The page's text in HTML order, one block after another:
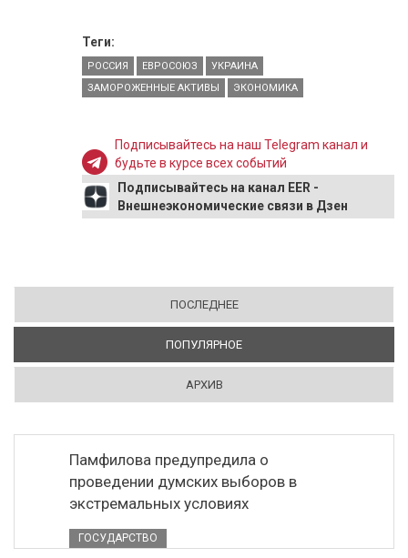
Теги:
РОССИЯ ЕВРОСОЮЗ
УКРАИНА
ЗАМОРОЖЕННЫЕ АКТИВЫ
ЭКОНОМИКА
Подписывайтесь на наш Telegram канал и
будьте в курсе всех событий
Подписывайтесь на канал EER -
Внешнеэкономические связи в Дзен
ПОСЛЕДНЕЕ
ПОПУЛЯРНОЕ
АРХИВ
Памфилова предупредила о
проведении думских выборов в
экстремальных условиях
ГОСУДАРСТВО